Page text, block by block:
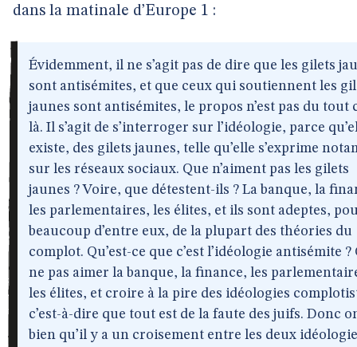
dans la matinale d’Europe 1 :
Évidemment, il ne s’agit pas de dire que les gilets
sont antisémites, et que ceux qui soutiennent les
jaunes sont antisémites, le propos n’est pas du tout
là. Il s’agit de s’interroger sur l’idéologie, parce
existe, des gilets jaunes, telle qu’elle s’exprime
sur les réseaux sociaux. Que n’aiment pas les gilets
jaunes ? Voire, que détestent-ils ? La banque, la
les parlementaires, les élites, et ils sont adeptes,
beaucoup d’entre eux, de la plupart des théories du
complot. Qu’est-ce que c’est l’idéologie antisémite ?
ne pas aimer la banque, la finance, les
les élites, et croire à la pire des idéologies
c’est-à-dire que tout est de la faute des juifs. Donc
bien qu’il y a un croisement entre les deux